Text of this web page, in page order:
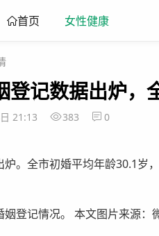
首页 女性健康
登记数据出炉，
21:13 383 0
。全市初婚平均年龄30.1岁
登记情况。 本文图片来源：